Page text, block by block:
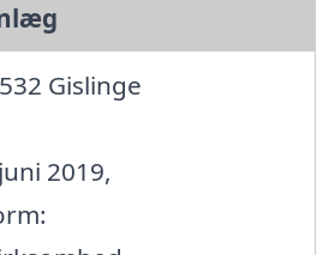
Gislinge
2019,